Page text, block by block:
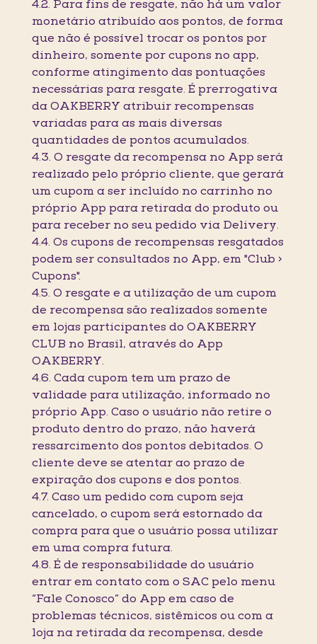
4.2. Para fins de resgate, não há um valor
monetário atribuído aos pontos, de forma
que não é possível trocar os pontos por
dinheiro, somente por cupons no app,
conforme atingimento das pontuações
necessárias para resgate. É prerrogativa
da OAKBERRY atribuir recompensas
variadas para as mais diversas
quantidades de pontos acumulados.
4.3. O resgate da recompensa no App será
realizado pelo próprio cliente, que gerará
um cupom a ser incluído no carrinho no
próprio App para retirada do produto ou
para receber no seu pedido via Delivery.
4.4. Os cupons de recompensas resgatados
podem ser consultados no App, em "Club >
Cupons".
4.5. O resgate e a utilização de um cupom
de recompensa são realizados somente
em lojas participantes do OAKBERRY
CLUB no Brasil, através do App
OAKBERRY.
4.6. Cada cupom tem um prazo de
validade para utilização, informado no
próprio App. Caso o usuário não retire o
produto dentro do prazo, não haverá
ressarcimento dos pontos debitados. O
cliente deve se atentar ao prazo de
expiração dos cupons e dos pontos.
4.7. Caso um pedido com cupom seja
cancelado, o cupom será estornado da
compra para que o usuário possa utilizar
em uma compra futura.
4.8. É de responsabilidade do usuário
entrar em contato com o SAC pelo menu
“Fale Conosco” do App em caso de
problemas técnicos, sistêmicos ou com a
loja na retirada da recompensa, desde